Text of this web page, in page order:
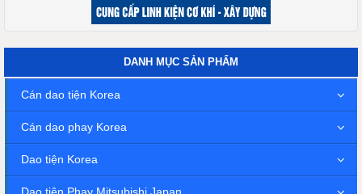
DANH MỤC SẢN PHẨM
Cán dao tiện Korea
Cán dao phay Korea
Dao tiện Korea